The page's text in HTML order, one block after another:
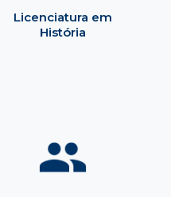
Licenciatura em
História